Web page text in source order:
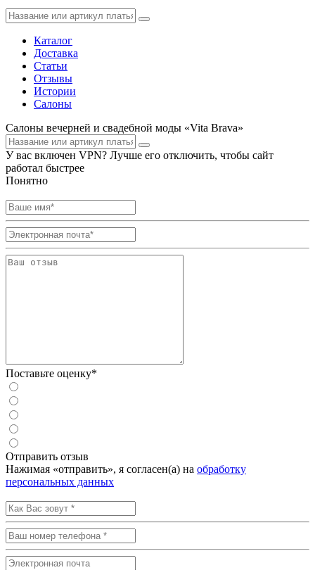
Каталог
Доставка
Статьи
Отзывы
Истории
Салоны
Салоны вечерней и свадебной моды «Vita Brava»
У вас включен VPN? Лучше его отключить, чтобы сайт
работал быстрее
Понятно
Поставьте оценку*
Отправить отзыв
Нажимая «отправить», я согласен(а) на обработку
персональных данных